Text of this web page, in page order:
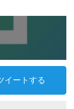
イートする